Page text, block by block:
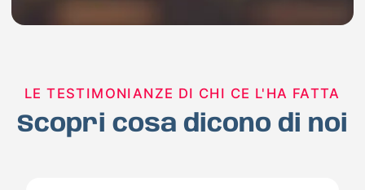
LE TESTIMONIANZE DI CHI CE L'HA FATTA
Scopri cosa dicono di noi